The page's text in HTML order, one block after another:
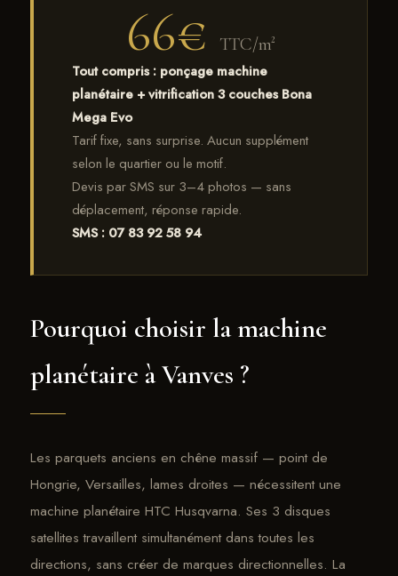
66€ TTC/m²
Tout compris : ponçage machine
planétaire + vitrification 3 couches Bona
Mega Evo
Tarif fixe, sans surprise. Aucun supplément
selon le quartier ou le motif.
Devis par SMS sur 3–4 photos — sans
déplacement, réponse rapide.
SMS : 07 83 92 58 94
Pourquoi choisir la machine
planétaire à Vanves ?
Les parquets anciens en chêne massif — point de
Hongrie, Versailles, lames droites — nécessitent une
machine planétaire HTC Husqvarna. Ses 3 disques
satellites travaillent simultanément dans toutes les
directions, sans créer de marques directionnelles. La